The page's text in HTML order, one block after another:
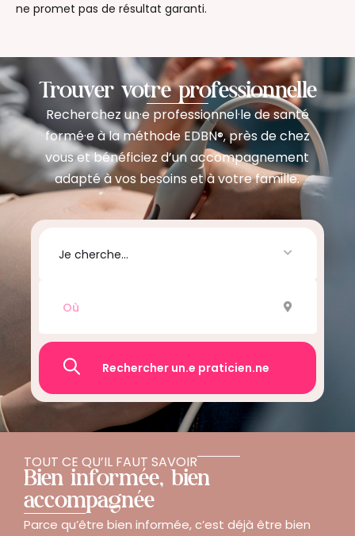
ne promet pas de résultat garanti.
Trouver votre professionnelle
Recherchez un·e professionnel·le de santé
formé·e à la méthode EDBN®,près de chez
vous et bénéficiez d’un accompagnement
adapté à vos besoins et à votre famille.
Je cherche...
Recherche
TOUT CE QU’IL FAUT SAVOIR
Bien informée, bien
accompagnée
Parce qu’être bien informée, c’est déjà être bien